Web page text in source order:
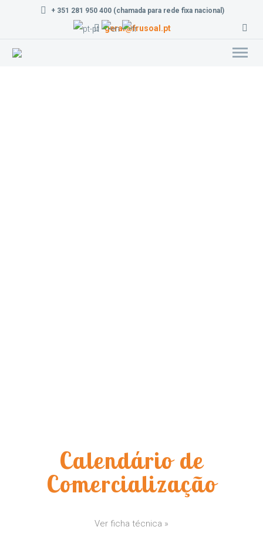
+ 351 281 950 400 (chamada para rede fixa nacional)
geral@frusoal.pt
Calendário de
Comercialização
Ver ficha técnica »